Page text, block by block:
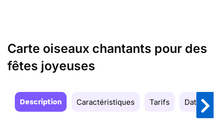
Carte oiseaux chantants pour des
fêtes joyeuses
Description Caractéristiques Tarifs Date de